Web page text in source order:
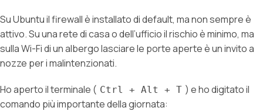
Su Ubuntu il firewall è installato di default, ma non sempre è
attivo. Su una rete di casa o dell’ufficio il rischio è minimo, ma
sulla Wi-Fi di un albergo lasciare le porte aperte è un invito a
nozze per i malintenzionati.
Ho aperto il terminale ( Ctrl + Alt + T ) e ho digitato il
comando più importante della giornata: